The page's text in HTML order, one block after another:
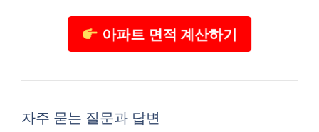
아파트 면적 계산하기
자주 묻는 질문과 답변